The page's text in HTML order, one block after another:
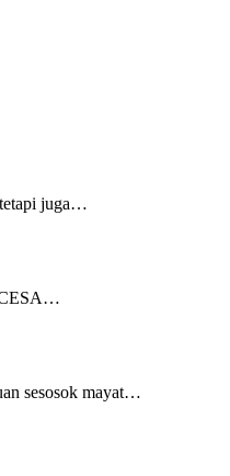
tetapi juga…
CESA…
sesosok mayat…